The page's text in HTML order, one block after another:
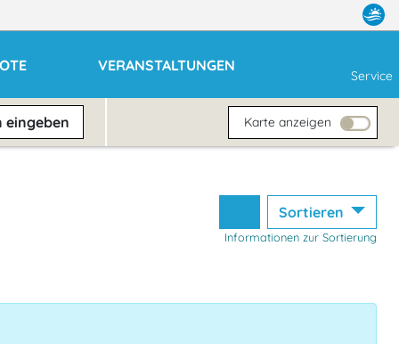
VERANSTALTUNGEN
Service
eingeben Karte anzeigen
Sortieren
Informationen zur Sortierung